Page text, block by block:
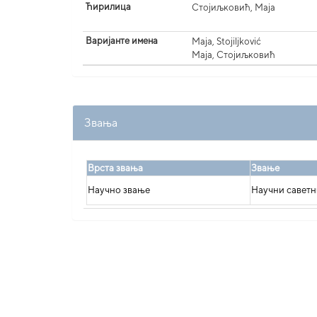
Ћирилица Стојиљковић, Маја
Варијанте имена
Maja, Stojiljković
Маја, Стојиљковић
Звања
Врста звања Звање
Научно звање
Научни